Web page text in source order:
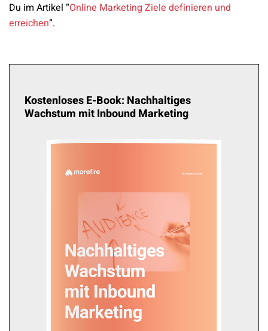
Du im Artikel “Online Marketing Ziele definieren und
erreichen”.
Kostenloses E-Book: Nachhaltiges
Wachstum mit Inbound Marketing